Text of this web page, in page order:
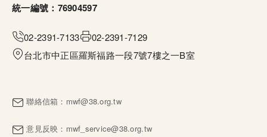
統一編號：76904597
02-2391-7133
02-2391-7129
台北市中正區羅斯福路一段7號7樓之一B室
聯絡信箱： mwf@38.org.tw
意見反映： mwf_service@38.org.tw